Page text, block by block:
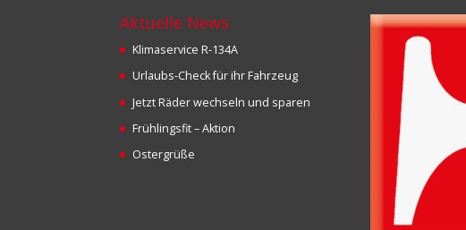
Aktuelle News
Klimaservice R-134A
Urlaubs-Check für ihr Fahrzeug
Jetzt Räder wechseln und sparen
Frühlingsfit – Aktion
Ostergrüße